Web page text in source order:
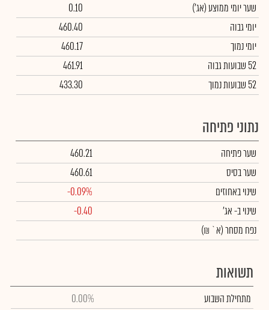
שער יומי ממוצע(אג')
0.10
יומי גבוה
460.40
יומי נמוך
460.17
52 שבועות גבוה
461.91
52 שבועות נמוך
433.30
נתוני פתיחה
שער פתיחה
460.21
שער בסיס
460.61
שינוי באחוזים
-0.09%
שינויב- אג'
-0.40
נפח מסחר(א` ₪)
תשואות
מתחילת השבוע
0.00%